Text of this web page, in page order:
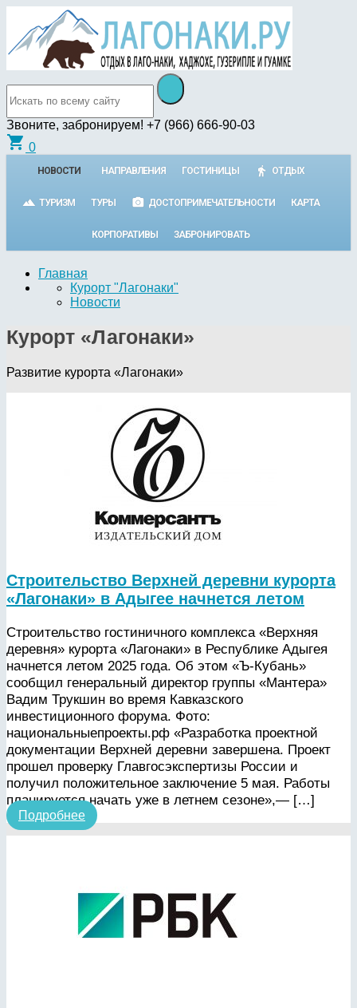
Звоните, забронируем! +7 (966) 666-90-03
shopping_cart 0
НОВОСТИ НАПРАВЛЕНИЯ ГОСТИНИЦЫ ОТДЫХ
ТУРИЗМ ТУРЫ ДОСТОПРИМЕЧАТЕЛЬНОСТИ КАРТА
КОРПОРАТИВЫ ЗАБРОНИРОВАТЬ
Главная
Курорт "Лагонаки"
Новости
Курорт «Лагонаки»
Развитие курорта «Лагонаки»
Строительство Верхней деревни курорта
«Лагонаки» в Адыгее начнется летом
Строительство гостиничного комплекса «Верхняя
деревня» курорта «Лагонаки» в Республике Адыгея
начнется летом 2025 года. Об этом «Ъ-Кубань»
сообщил генеральный директор группы «Мантера»
Вадим Трукшин во время Кавказского
инвестиционного форума. Фото:
национальныепроекты.рф «Разработка проектной
документации Верхней деревни завершена. Проект
прошел проверку Главгосэкспертизы России и
получил положительное заключение 5 мая. Работы
планируется начать уже в летнем сезоне»,— […]
Подробнее